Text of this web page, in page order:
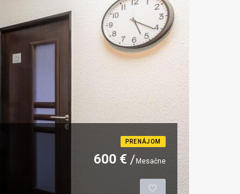
PRENÁJOM
600 € Mesačne